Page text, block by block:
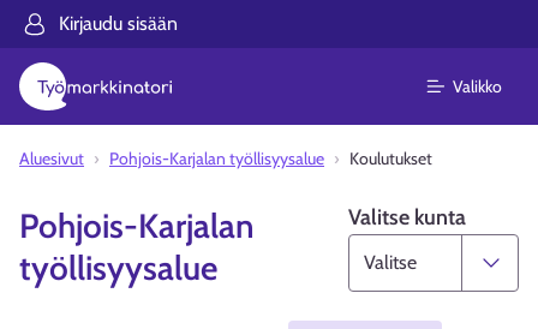
Kirjaudu sisään
Valikko
Aluesivut Pohjois-Karjalan työllisyysalue Koulutukset
Pohjois-Karjalan
työllisyysalue
Valitse kunta